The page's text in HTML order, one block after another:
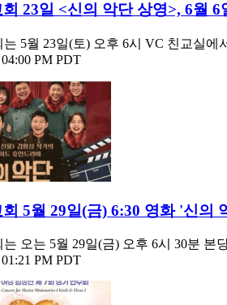
23일 <신의 악단 상영>, 6월 6
5월 23일(토) 오후 6시 VC 친교실
PM PDT
5월 29일(금) 6:30 영화 '신의
오는 5월 29일(금) 오후 6시 30분 본
PM PDT